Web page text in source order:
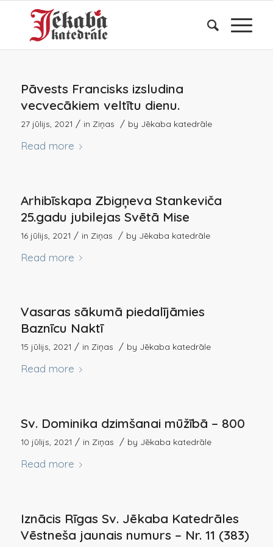
Pāvests Francisks izsludina
vecvecākiem veltītu dienu.
27 jūlijs, 2021 / in Ziņas / by Jēkaba katedrāle
Read more
Arhibīskapa Zbigņeva Stankeviča
25.gadu jubilejas Svētā Mise
16 jūlijs, 2021 / in Ziņas / by Jēkaba katedrāle
Read more
Vasaras sākumā piedalījāmies
Baznīcu Naktī
15 jūlijs, 2021 / in Ziņas / by Jēkaba katedrāle
Read more
Sv. Dominika dzimšanai mūžībā – 800
10 jūlijs, 2021 / in Ziņas / by Jēkaba katedrāle
Read more
Iznācis Rīgas Sv. Jēkaba Katedrāles
Vēstneša jaunais numurs – Nr. 11 (383)